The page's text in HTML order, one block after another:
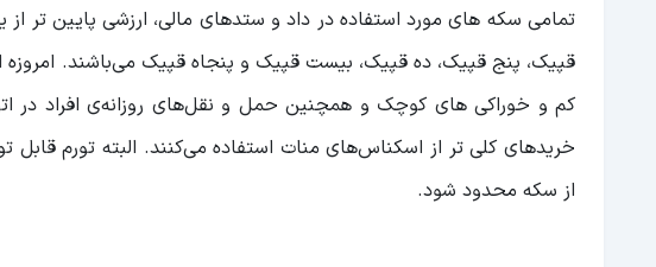
تمامی سکه های مورد استفاده در داد و ستد‌های مالی، ارزشی پایین
قپیک، پنج قپیک، ده قپیک، بیست قپیک و پنجاه قپیک می‌باشند.
کم و خوراکی های کوچک و همچنین حمل و نقل‌های روزانه‌ی افراد در
خریدهای کلی تر از اسکناس‌های منات استفاده می‌کنند. البته تورم قابل
از سکه محدود شود.